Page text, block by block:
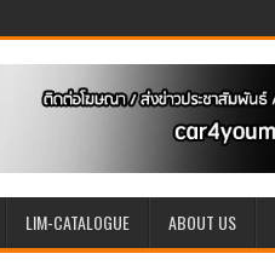
LIM-CATALOGUE ABOUT US